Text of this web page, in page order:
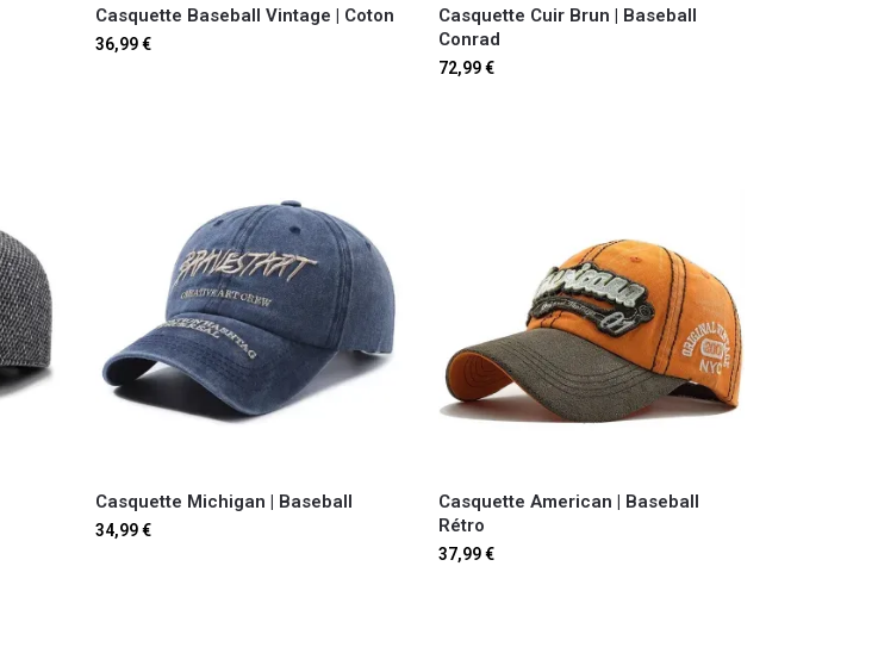
Casquette Baseball Vintage | Coton
36,99€
Casquette Cuir Brun | Baseball
Conrad
72,99€
Casquette Michigan | Baseball
34,99€
Casquette American | Baseball
Rétro
37,99€